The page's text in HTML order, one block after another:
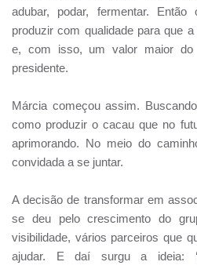
adubar, podar, fermentar.
produzir com qualidade para que
e, com isso, um valor maior do
presidente.
Márcia começou assim.
como produzir o cacau que no
aprimorando. No meio do
convidada a se juntar.
A decisão de transformar em
se deu pelo crescimento do
visibilidade, vários parceiros que
ajudar. E daí surgu a ideia: